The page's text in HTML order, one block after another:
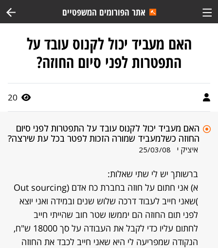
אתר הפורומים המשפטיים
האם מעביד יכול לקנוס עובד על
התפטרות לפני סיום החוזה?
20
האם מעביד יכול לקנוס עובד על התפטרות לפני סיום
החוזה כשלמעביד שמורה הזכות לפטר בכל עת שירצה?
איציק י 25/03/08
ברשותך יש לי שתי שאלות:
א) אני חתום על חוזה בחברת כח אדם (Out sourcing
)שאני חייב לעבוד דרכה שלוש שנים ובמידה ואני יוצא
לפני תום החוזה הם יממשו שטר חוב שהייתי חייב
לחתום עליו כדי לקבל את העבודה על סך 18000 ש"ח,
הנקודה שמפריעה לי היא שאני חייב לכבד את החוזה